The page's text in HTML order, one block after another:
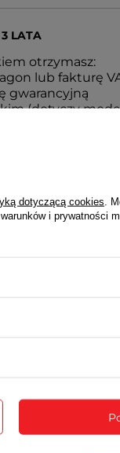
LATA
otrzymasz:
lub fakturę
gwarancyjną
(dotyczy
dotyczącą cookies .
i prywatności